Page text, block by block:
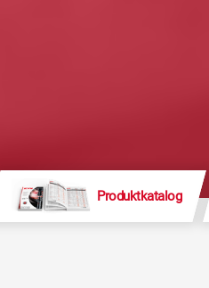
Produktkatalog